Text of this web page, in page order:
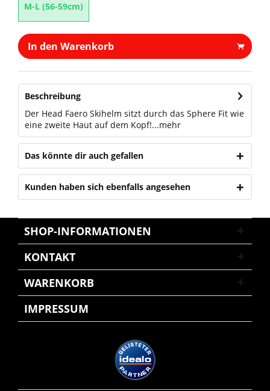
M-L (56-59cm)
In den Warenkorb
Beschreibung
Der Head Faero Skihelm sitzt durch das Sphere Fit wie
eine zweite Haut auf dem Kopf!...mehr
Das könnte dir auch gefallen
Kunden haben sich ebenfalls angesehen
SHOP-INFORMATIONEN
KONTAKT
WARENKORB
IMPRESSUM